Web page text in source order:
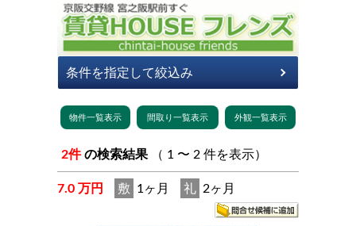
2件 の検索結果 （ 1 〜 2 件を表示）
7.0 万円 敷 1ヶ月 礼 2ヶ月